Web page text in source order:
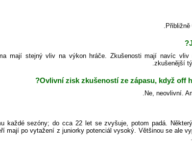
mají stejný vliv na výkon hráče. Zkušenosti mají navíc
zkušenější
Ovlivní zisk zkušeností ze zápasu, když off
Ne, neovlivní.
každé sezóny; do cca 22 let se zvyšuje, potom padá.
mají po vytažení z juniorky potenciál vysoký. Většinou se ale